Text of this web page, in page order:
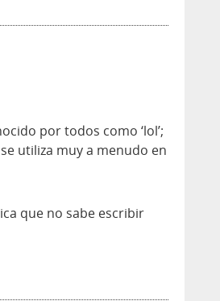
por todos como ‘lol’;
utiliza muy a menudo en
que no sabe escribir